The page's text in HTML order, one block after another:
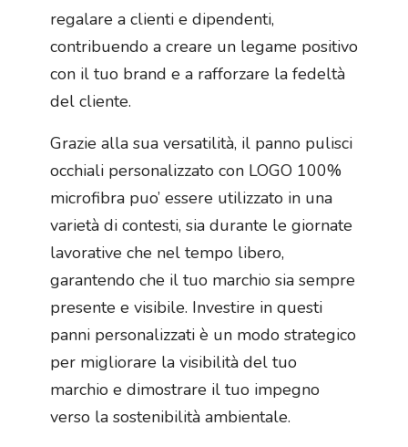
regalare a clienti e dipendenti,
contribuendo a creare un legame positivo
con il tuo brand e a rafforzare la fedeltà
del cliente.
Grazie alla sua versatilità, il panno pulisci
occhiali personalizzato con LOGO 100%
microfibra puo’ essere utilizzato in una
varietà di contesti, sia durante le giornate
lavorative che nel tempo libero,
garantendo che il tuo marchio sia sempre
presente e visibile. Investire in questi
panni personalizzati è un modo strategico
per migliorare la visibilità del tuo
marchio e dimostrare il tuo impegno
verso la sostenibilità ambientale.